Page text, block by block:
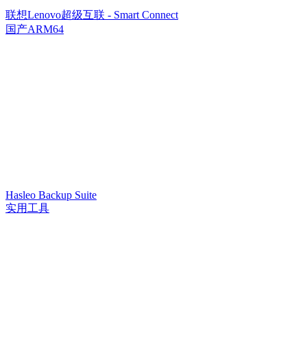
联想Lenovo超级互联 - Smart Connect
国产ARM64
Hasleo Backup Suite
实用工具